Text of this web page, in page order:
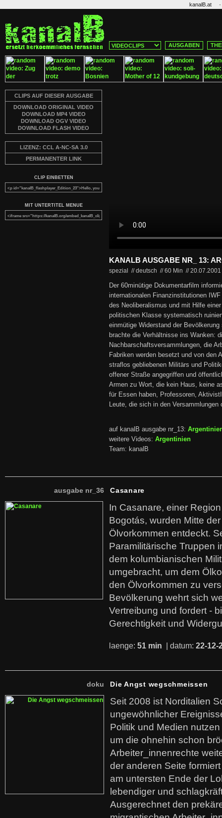
kanalB.at ·
AUSGABEN
CLIPS AUF DIESER AUSGABE
DOWNLOAD ORIGINAL VIDEO
DOWNLOAD MP4 VIDEO
DOWNLOAD OGV VIDEO
DOWNLOAD FLASH VIDEO
LIZENZ: CCL A-NC-SA 3.0
PERMANENTER LINK
CLIP EINBETTEN
MIT UNTERTITEL MENUE
KANALB AUSGABE NR_ 13:
spezial // deutsch //60 Min //20.07.2001
Der 60minütige Dokumentarfilm
internationalen Finanzinstitutionen
des Neoliberalismus und mit Hilfe
politischen Klasse systematisch
einmütige Widerstand der
brachte die Verhältnisse ins Wanken:
Nachbarschaftsversammlungen, die
Fabriken werden besetzt und von den
straflos gebliebenen Militärs und
offener Straße angegriffen und
Armen zu Wort, die kein Haus, keine
für Essen haben, Professoren,
Leute, die sich in den Versammlungen
auf kanalB ausgabe nr_13:
weitere Videos: Argentinien
Team: kanalB
ausgabe nr_36 Casanare
In Casanare, einer
Bogotás, wurden Mitte
Ölvorkommen entdeckt.
Paramilitärische Truppen
dem kolumbianischen
umgebracht, um dem
den Ölvorkommen zu
Bevölkerung wehrt sich
Vertreibung und fordert -
Gerechtigkeit und
laenge: 51 min | datum: 22-12-
doku Die Angst wegschmeissen
Seit 2008 ist Norditalien
ungewöhnlicher
Politik und Medien
um die ohnehin schon
Arbeiter_innenrechte
der anderen Seite
am untersten Ende der
lebendiger und
Ausgerechnet den